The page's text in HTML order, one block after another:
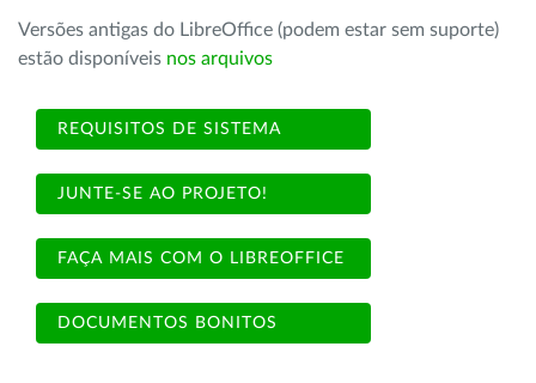
Versões antigas do LibreOffice (podem estar sem suporte)
estão disponíveis nos arquivos
REQUISITOS DE SISTEMA
JUNTE-SE AO PROJETO!
FAÇA MAIS COM O LIBREOFFICE
DOCUMENTOS BONITOS